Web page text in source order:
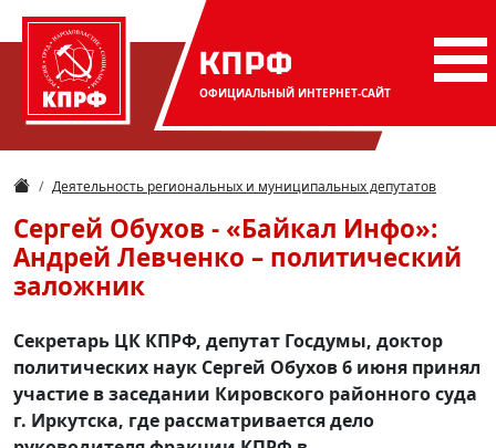
КПРФ
ОФИЦИАЛЬНЫЙ ИНТЕРНЕТ-САЙТ
Деятельность региональных и муниципальных депутатов
Сергей Обухов - «Байкал Инфо»:
Андрей Левченко – политический
заложник
Секретарь ЦК КПРФ, депутат Госдумы, доктор
политических наук Сергей Обухов 6 июня принял
участие в заседании Кировского районного суда
г. Иркутска, где рассматривается дело